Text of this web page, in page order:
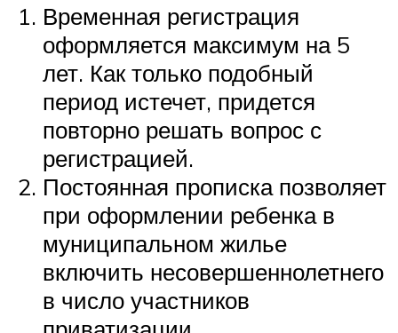
Временная регистрация
оформляется максимум на 5
лет. Как только подобный
период истечет, придется
повторно решать вопрос с
регистрацией.
Постоянная прописка позволяет
при оформлении ребенка в
муниципальном жилье
включить несовершеннолетнего
в число участников